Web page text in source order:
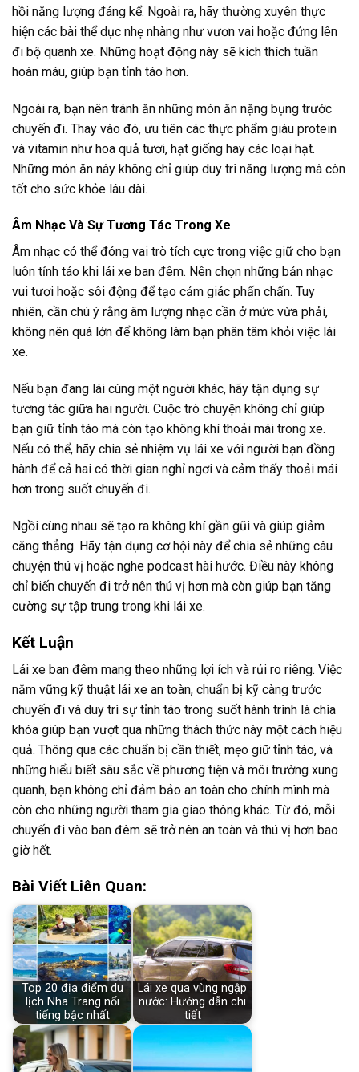
hồi năng lượng đáng kể. Ngoài ra, hãy thường xuyên thực
hiện các bài thể dục nhẹ nhàng như vươn vai hoặc đứng lên
đi bộ quanh xe. Những hoạt động này sẽ kích thích tuần
hoàn máu, giúp bạn tỉnh táo hơn.
Ngoài ra, bạn nên tránh ăn những món ăn nặng bụng trước
chuyến đi. Thay vào đó, ưu tiên các thực phẩm giàu protein
và vitamin như hoa quả tươi, hạt giống hay các loại hạt.
Những món ăn này không chỉ giúp duy trì năng lượng mà còn
tốt cho sức khỏe lâu dài.
Âm Nhạc Và Sự Tương Tác Trong Xe
Âm nhạc có thể đóng vai trò tích cực trong việc giữ cho bạn
luôn tỉnh táo khi lái xe ban đêm. Nên chọn những bản nhạc
vui tươi hoặc sôi động để tạo cảm giác phấn chấn. Tuy
nhiên, cần chú ý rằng âm lượng nhạc cần ở mức vừa phải,
không nên quá lớn để không làm bạn phân tâm khỏi việc lái
xe.
Nếu bạn đang lái cùng một người khác, hãy tận dụng sự
tương tác giữa hai người. Cuộc trò chuyện không chỉ giúp
bạn giữ tỉnh táo mà còn tạo không khí thoải mái trong xe.
Nếu có thể, hãy chia sẻ nhiệm vụ lái xe với người bạn đồng
hành để cả hai có thời gian nghỉ ngơi và cảm thấy thoải mái
hơn trong suốt chuyến đi.
Ngồi cùng nhau sẽ tạo ra không khí gần gũi và giúp giảm
căng thẳng. Hãy tận dụng cơ hội này để chia sẻ những câu
chuyện thú vị hoặc nghe podcast hài hước. Điều này không
chỉ biến chuyến đi trở nên thú vị hơn mà còn giúp bạn tăng
cường sự tập trung trong khi lái xe.
Kết Luận
Lái xe ban đêm mang theo những lợi ích và rủi ro riêng. Việc
nắm vững kỹ thuật lái xe an toàn, chuẩn bị kỹ càng trước
chuyến đi và duy trì sự tỉnh táo trong suốt hành trình là chìa
khóa giúp bạn vượt qua những thách thức này một cách hiệu
quả. Thông qua các chuẩn bị cần thiết, mẹo giữ tỉnh táo, và
những hiểu biết sâu sắc về phương tiện và môi trường xung
quanh, bạn không chỉ đảm bảo an toàn cho chính mình mà
còn cho những người tham gia giao thông khác. Từ đó, mỗi
chuyến đi vào ban đêm sẽ trở nên an toàn và thú vị hơn bao
giờ hết.
Bài Viết Liên Quan:
Top 20 địa điểm du
lịch Nha Trang nổi
tiếng bậc nhất
Lái xe qua vùng ngập
nước: Hướng dẫn chi
tiết